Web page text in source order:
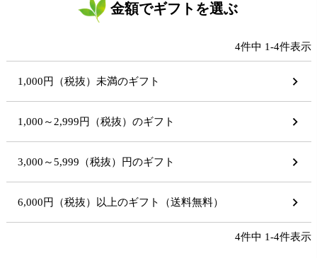
金額でギフトを選ぶ
4件中 1-4件表示
1,000円（税抜）未満のギフト
1,000～2,999円（税抜）のギフト
3,000～5,999（税抜）円のギフト
6,000円（税抜）以上のギフト（送料無料）
4件中 1-4件表示